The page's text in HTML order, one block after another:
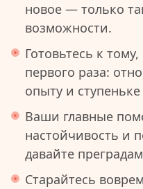
новое — только
возможности.
Готовьтесь к
первого раза:
опыту и ступеньке
Ваши главные
настойчивость и
давайте
Старайтесь